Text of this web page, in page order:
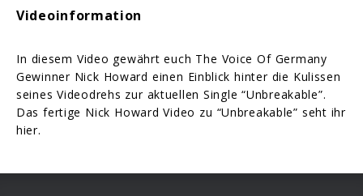
Videoinformation
In diesem Video gewährt euch The Voice Of Germany
Gewinner Nick Howard einen Einblick hinter die Kulissen
seines Videodrehs zur aktuellen Single “Unbreakable”.
Das fertige Nick Howard Video zu “Unbreakable” seht ihr
hier.